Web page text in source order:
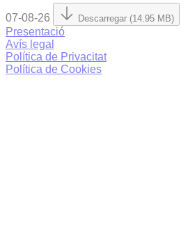
07-08-26 Descarregar (14.95 MB)
Presentació
Avís legal
Política de Privacitat
Política de Cookies